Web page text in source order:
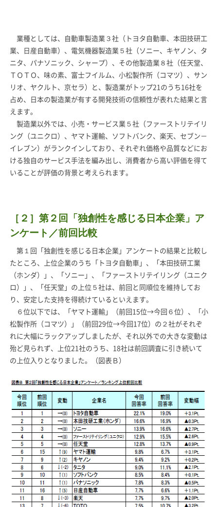
業種としては、自動車製造業３社（トヨタ自動車、本田技研工
業、日産自動車）、電気機器製造業５社（ソニー、キヤノン、タ
ニタ、パナソニック、シャープ）、その他製造業８社（任天堂、
ＴＯＴＯ、味の素、富士フイルム、小松製作所（コマツ）、サン
リオ、ヤクルト、京セラ）と、製造業がトップ21のうち16社を
占め、日本の製造業が有する開発技術の信頼性が表れた結果と言
えます。
製造業以外では、小売・サービス業５社（ファーストリテイリ
ング（ユニクロ）、ヤマト運輸、ソフトバンク、楽天、セブン－
イレブン）がランクインしており、それぞれ価格や品質などにお
ける独自のサービス手法を編み出し、消費者から高い評価を得て
いることが評価の背景と考えられます。
［２］第２回「独創性を感じる日本企業」ア
ンケート／前回比較
第１回「独創性を感じる日本企業」アンケートの結果と比較し
たところ、上位企業のうち「トヨタ自動車」、「本田技研工業
（ホンダ）」、「ソニー」、「ファーストリテイリング（ユニク
ロ）」、「任天堂」の上位５社は、前回と同順位を維持してお
り、安定した支持を得続けているといえます。
６位以下では、「ヤマト運輸」（前回15位→今回６位）、「小
松製作所（コマツ）」（前回29位→今回17位）の２社がそれぞ
れに大幅にラックアップしましたが、それ以外での大きな変動は
殆ど見られず、上位21社のうち、18社は前回調査に引き続いて
の上位入りとなりました。（図表Ｂ）